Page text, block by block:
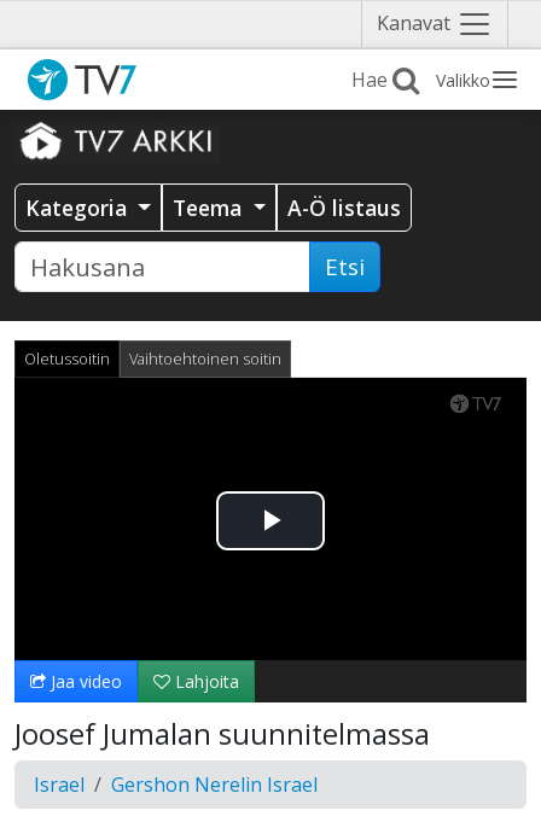
Kanavat Näytä
valikko
Valikko
Kategoria Teema A-Ö listaus
Etsi
Oletussoitin Vaihtoehtoinen soitin
Toista
Jaa video Lahjoita
Joosef Jumalan suunnitelmassa
Israel Gershon Nerelin Israel